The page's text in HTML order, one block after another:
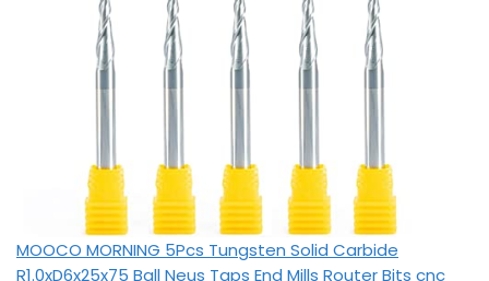
MOOCO MORNING 5Pcs Tungsten Solid Carbide
R1.0xD6x25x75 Ball Neus Taps End Mills Router Bits cnc